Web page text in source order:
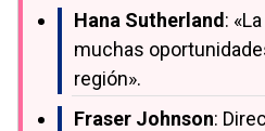
Hana Sutherland :
muchas
región».
Fraser Johnson: